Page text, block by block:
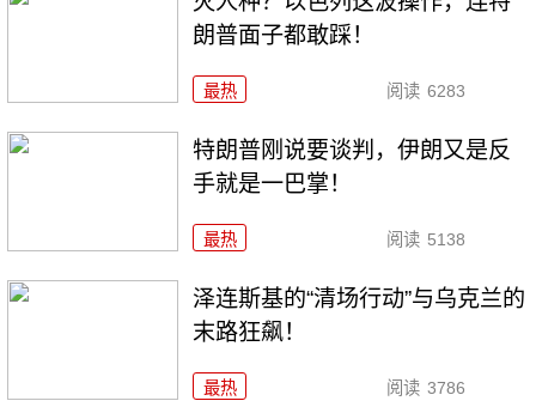
朗普面子都敢踩！
最热 阅读 6283
特朗普刚说要谈判，伊朗又是反
手就是一巴掌！
最热 阅读 5138
泽连斯基的“清场行动”与乌克兰的
末路狂飙！
最热 阅读 3786